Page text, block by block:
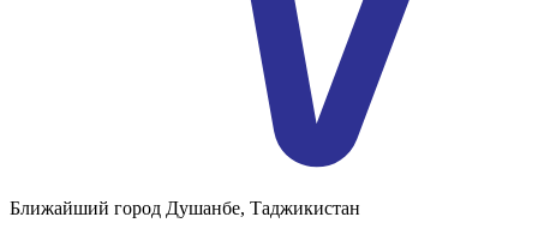
Ближайший город Душанбе, Таджикистан